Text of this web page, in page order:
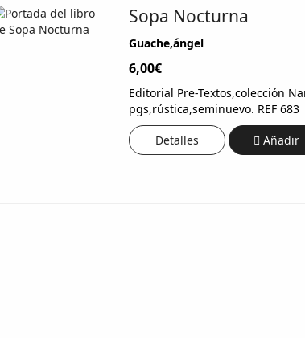
Sopa Nocturna
Guache,ángel
6,00€
Editorial Pre-Textos,colección
pgs,rústica,seminuevo. REF 683
Detalles Añadir